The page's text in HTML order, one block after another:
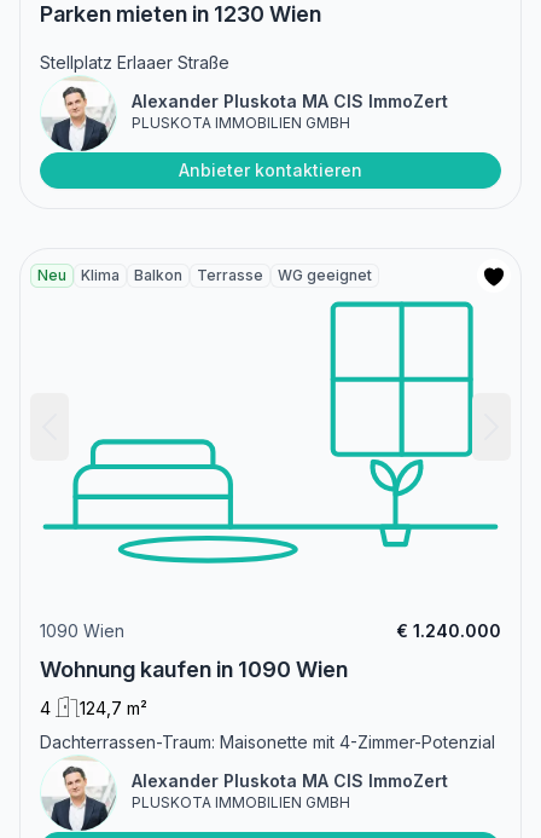
Parken mieten in 1230 Wien
Stellplatz Erlaaer Straße
Alexander Pluskota MA CIS ImmoZert
PLUSKOTA IMMOBILIEN GMBH
Anbieter kontaktieren
Neu Klima Balkon Terrasse WG geeignet
1090 Wien € 1.240.000
Wohnung kaufen in 1090 Wien
4
124,7 m²
Dachterrassen-Traum: Maisonette mit 4-Zimmer-Potenzial
Alexander Pluskota MA CIS ImmoZert
PLUSKOTA IMMOBILIEN GMBH